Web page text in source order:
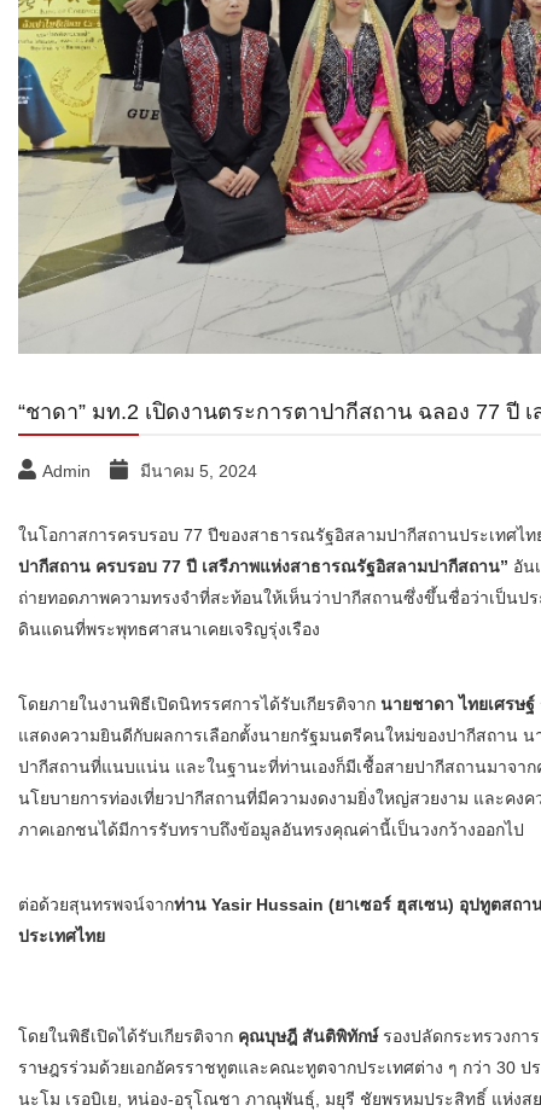
“ชาดา” มท.2 เปิดงานตระการตาปากีสถาน ฉลอง 77 ปี
Admin มีนาคม 5, 2024
ในโอกาสการครบรอบ 77 ปีของสาธารณรัฐอิสลามปากีสถานประเทศไ
ปากีสถาน ครบรอบ 77 ปี เสรีภาพแห่งสาธารณรัฐอิสลามปากีสถาน” อัน
ถ่ายทอดภาพความทรงจำที่สะท้อนให้เห็นว่าปากีสถานซึ่งขึ้นชื่อว่าเป็นป
ดินแดนที่พระพุทธศาสนาเคยเจริญรุ่งเรือง
โดยภายในงานพิธีเปิดนิทรรศการได้รับเกียรติจาก นายชาดา ไทยเศรษ
แสดงความยินดีกับผลการเลือกตั้งนายกรัฐมนตรีคนใหม่ของปากีสถาน
ปากีสถานที่แนบแน่น และในฐานะที่ท่านเองก็มีเชื้อสายปากีสถานมาจ
นโยบายการท่องเที่ยวปากีสถานที่มีความงดงามยิ่งใหญ่สวยงาม และคง
ภาคเอกชนได้มีการรับทราบถึงข้อมูลอันทรงคุณค่านี้เป็นวงกว้างออกไป
ต่อด้วยสุนทรพจน์จากท่าน Yasir Hussain (ยาเซอร์ ฮุสเซน) อุปทูตสถ
ประเทศไทย
โดยในพิธีเปิดได้รับเกียรติจาก คุณบุษฎี สันติพิทักษ์รองปลัดกระทรวงกา
ราษฎรร่วมด้วยเอกอัครราชทูตและคณะทูตจากประเทศต่าง ๆ กว่า 30
นะโม เรอบิเย, หน่อง-อรุโณชา ภาณุพันธุ์, มยุรี ชัยพรหมประสิทธิ์ แห่งส